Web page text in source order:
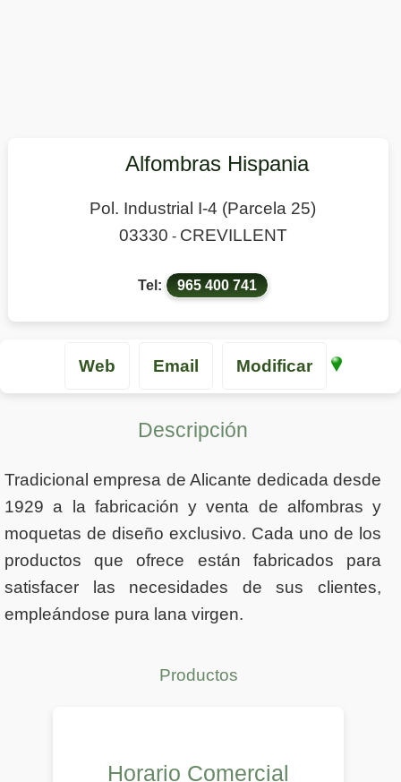
Alfombras Hispania
Pol. Industrial I-4 (Parcela 25)
03330 - CREVILLENT
Tel: 965 400 741
Web Email Modificar
Descripción
Tradicional empresa de Alicante dedicada desde
1929 a la fabricación y venta de alfombras y
moquetas de diseño exclusivo. Cada uno de los
productos que ofrece están fabricados para
satisfacer las necesidades de sus clientes,
empleándose pura lana virgen.
Productos
Horario Comercial